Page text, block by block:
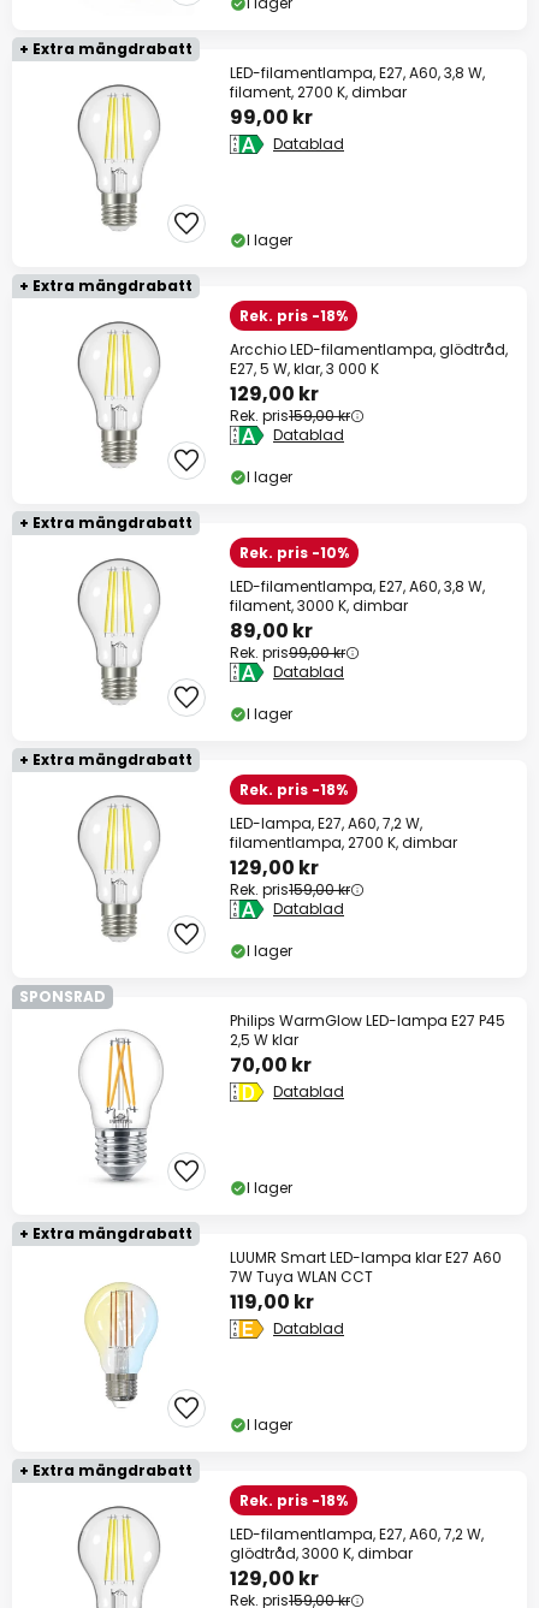
+ Extra mängdrabatt
LED-filamentlampa, E27, A60, 3,8 W,
filament, 2700 K, dimbar
99,00 kr
Datablad
I lager
+ Extra mängdrabatt
Rek. pris -18%
Arcchio LED-filamentlampa, glödtråd,
E27, 5 W, klar, 3 000 K
129,00 kr
Rek. pris159,00 kr
Datablad
I lager
+ Extra mängdrabatt
Rek. pris -10%
LED-filamentlampa, E27, A60, 3,8 W,
filament, 3000 K, dimbar
89,00 kr
Rek. pris99,00 kr
Datablad
I lager
+ Extra mängdrabatt
Rek. pris -18%
LED-lampa, E27, A60, 7,2 W,
filamentlampa, 2700 K, dimbar
129,00 kr
Rek. pris159,00 kr
Datablad
I lager
SPONSRAD
Philips WarmGlow LED-lampa E27 P45
2,5 W klar
70,00 kr
Datablad
I lager
+ Extra mängdrabatt
LUUMR Smart LED-lampa klar E27 A60
7W Tuya WLAN CCT
119,00 kr
Datablad
I lager
+ Extra mängdrabatt
Rek. pris -18%
LED-filamentlampa, E27, A60, 7,2 W,
glödtråd, 3000 K, dimbar
129,00 kr
Rek. pris159,00 kr